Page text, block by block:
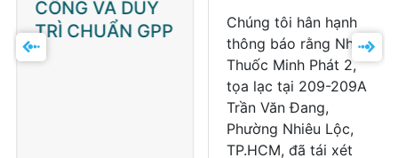
CÔNG VÀ DUY
TRÌ CHUẨN GPP
CHUẨN GPP –
BƯỚC TIẾN
QUAN TRỌNG
TRONG CHĂM
SÓC SỨC KHỎE
CỘNG ĐỒNG.